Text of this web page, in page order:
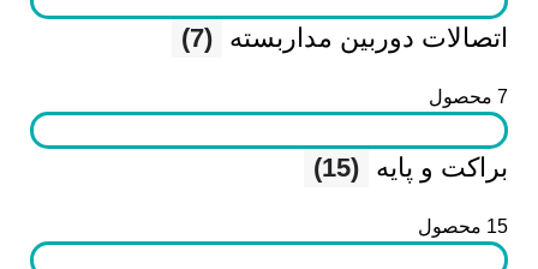
اتصالات دوربین مداربسته (7)
7 محصول
براکت و پایه (15)
15 محصول